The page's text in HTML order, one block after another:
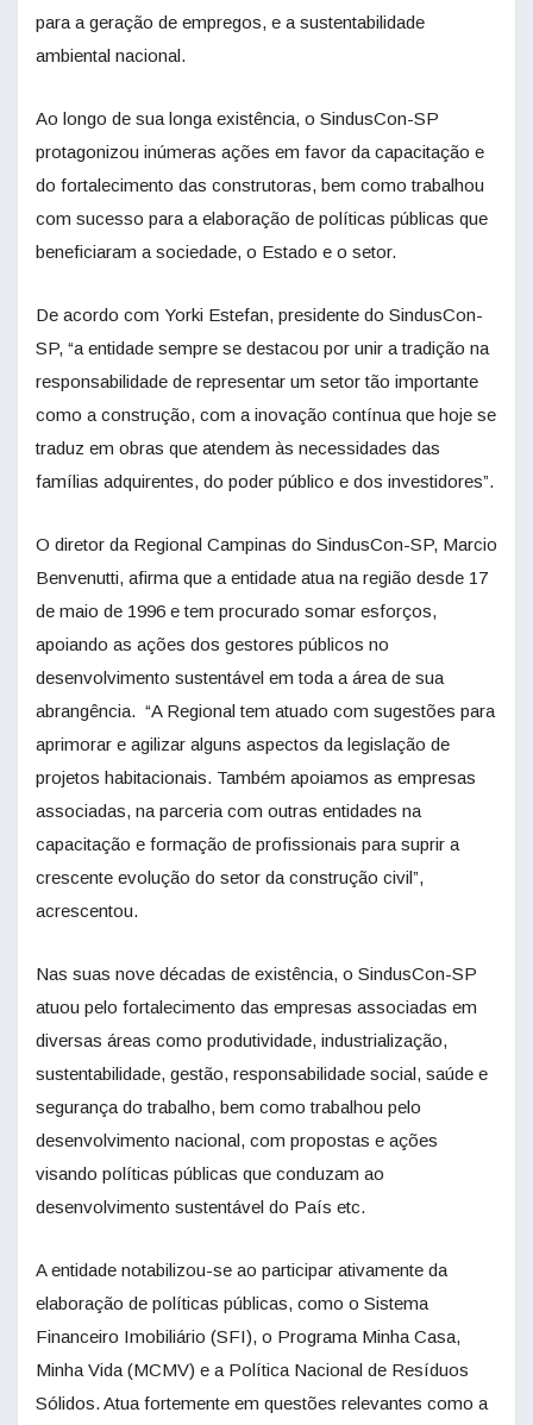
para a geração de empregos, e a sustentabilidade
ambiental nacional.
Ao longo de sua longa existência, o SindusCon-SP
protagonizou inúmeras ações em favor da capacitação e
do fortalecimento das construtoras, bem como trabalhou
com sucesso para a elaboração de políticas públicas que
beneficiaram a sociedade, o Estado e o setor.
De acordo com Yorki Estefan, presidente do SindusCon-
SP, “a entidade sempre se destacou por unir a tradição na
responsabilidade de representar um setor tão importante
como a construção, com a inovação contínua que hoje se
traduz em obras que atendem às necessidades das
famílias adquirentes, do poder público e dos investidores”.
O diretor da Regional Campinas do SindusCon-SP, Marcio
Benvenutti, afirma que a entidade atua na região desde 17
de maio de 1996 e tem procurado somar esforços,
apoiando as ações dos gestores públicos no
desenvolvimento sustentável em toda a área de sua
abrangência. “A Regional tem atuado com sugestões para
aprimorar e agilizar alguns aspectos da legislação de
projetos habitacionais. Também apoiamos as empresas
associadas, na parceria com outras entidades na
capacitação e formação de profissionais para suprir a
crescente evolução do setor da construção civil”,
acrescentou.
Nas suas nove décadas de existência, o SindusCon-SP
atuou pelo fortalecimento das empresas associadas em
diversas áreas como produtividade, industrialização,
sustentabilidade, gestão, responsabilidade social, saúde e
segurança do trabalho, bem como trabalhou pelo
desenvolvimento nacional, com propostas e ações
visando políticas públicas que conduzam ao
desenvolvimento sustentável do País etc.
A entidade notabilizou-se ao participar ativamente da
elaboração de políticas públicas, como o Sistema
Financeiro Imobiliário (SFI), o Programa Minha Casa,
Minha Vida (MCMV) e a Política Nacional de Resíduos
Sólidos. Atua fortemente em questões relevantes como a